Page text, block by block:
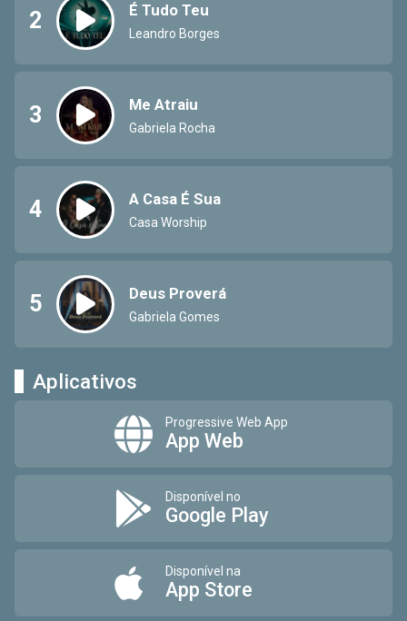
2 É Tudo Teu
Leandro Borges
3 Me Atraiu
Gabriela Rocha
4 A Casa É Sua
Casa Worship
5 Deus Proverá
Gabriela Gomes
Aplicativos
Progressive Web App
App Web
Disponível no
Google Play
Disponível na
App Store